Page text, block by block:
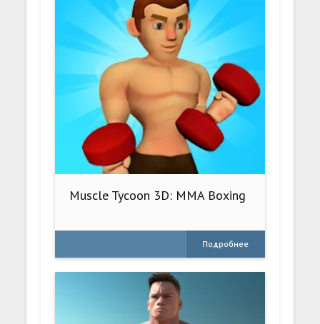
Muscle Tycoon 3D: MMA Boxing
Подробнее